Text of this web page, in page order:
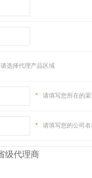
请选择代理产品区域
* 请填写您所在的
* 请填写您的公司